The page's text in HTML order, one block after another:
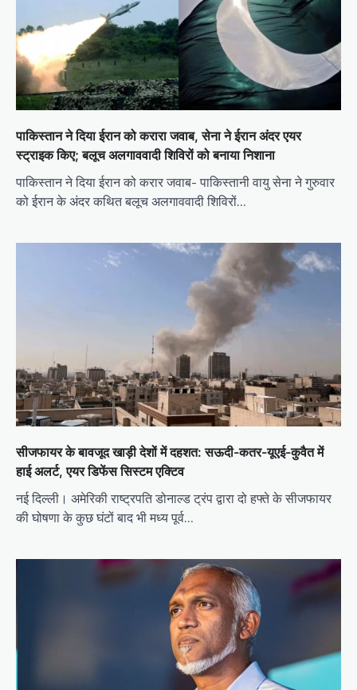
पाकिस्तान ने दिया ईरान को करारा जवाब, सेना ने ईरान अंदर एयर
स्ट्राइक किए; बलूच अलगाववादी शिविरों को बनाया निशाना
पाकिस्तान ने दिया ईरान को करार जवाब- पाकिस्तानी वायु सेना ने गुरुवार
को ईरान के अंदर कथित बलूच अलगाववादी शिविरों…
सीजफायर के बावजूद खाड़ी देशों में दहशत: सऊदी-कतर-यूएई-कुवैत में
हाई अलर्ट, एयर डिफेंस सिस्टम एक्टिव
नई दिल्ली। अमेरिकी राष्ट्रपति डोनाल्ड ट्रंप द्वारा दो हफ्ते के सीजफायर
की घोषणा के कुछ घंटों बाद भी मध्य पूर्व…